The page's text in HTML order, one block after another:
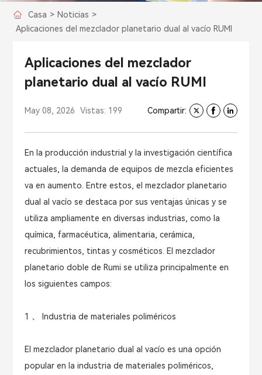
Casa > Noticias >
Aplicaciones del mezclador planetario dual al vacío RUMI
Aplicaciones del mezclador
planetario dual al vacío RUMI
May 08, 2026 Vistas: 199 Compartir:
En la producción industrial y la investigación científica
actuales, la demanda de equipos de mezcla eficientes
va en aumento. Entre estos, el mezclador planetario
dual al vacío se destaca por sus ventajas únicas y se
utiliza ampliamente en diversas industrias, como la
química, farmacéutica, alimentaria, cerámica,
recubrimientos, tintas y cosméticos. El mezclador
planetario doble de Rumi se utiliza principalmente en
los siguientes campos:
1 、 Industria de materiales poliméricos
El mezclador planetario dual al vacío es una opción
popular en la industria de materiales poliméricos,